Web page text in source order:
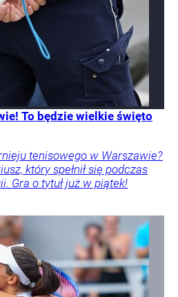
To będzie wielkie święto
tenisowego w Warszawie?
który spełnił się podczas
Gra o tytuł już w piątek!